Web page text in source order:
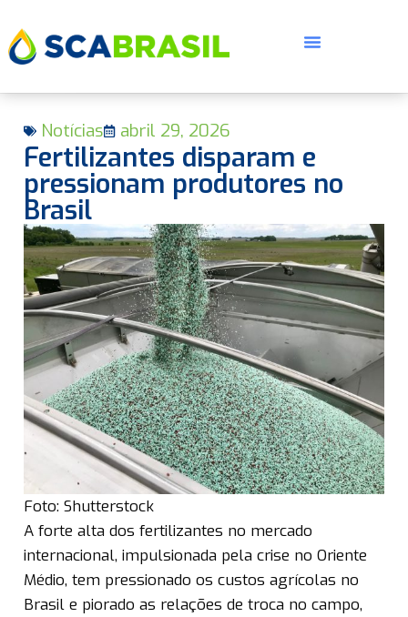
Notícias abril 29, 2026
Fertilizantes disparam e
pressionam produtores no
Brasil
Foto: Shutterstock
A forte alta dos fertilizantes no mercado
internacional, impulsionada pela crise no Oriente
Médio, tem pressionado os custos agrícolas no
Brasil e piorado as relações de troca no campo,